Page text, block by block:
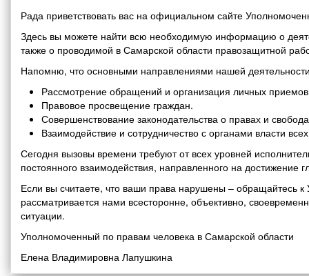
Рада приветствовать вас на официальном сайте
Здесь вы можете найти всю необходимую информацию о
также о проводимой в Самарской области правозащитной
Напомню, что основными направлениями нашей
Рассмотрение обращений и организация личных
Правовое просвещение граждан.
Совершенствование законодательства о правах и
Взаимодействие и сотрудничество с органами власти
Сегодня вызовы времени требуют от всех уровней
постоянного взаимодействия, направленного на
Если вы считаете, что ваши права нарушены – обращайтесь
рассматривается нами всесторонне, объективно,
ситуации.
Уполномоченный по правам человека в Самарской области
Елена Владимировна Лапушкина